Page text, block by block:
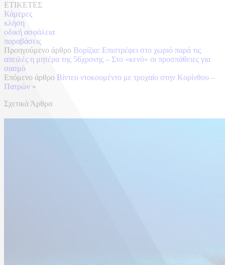
ΕΤΙΚΕΤΕΣ
Κάμερες
κλήση
οδική ασφάλεια
παραβάσεις
Προηγούμενο άρθρο Βορίζια: Επιστρέφει στο χωριό παρά τις
απειλές η μητέρα της 56χρονης – Στο «κενό» οι προσπάθειες για
σασμό
Επόμενο άρθρο Βίντεο ντοκουμέντο με τροχαίο στην Κορίνθου –
Πατρών »
Σχετικά Άρθρα